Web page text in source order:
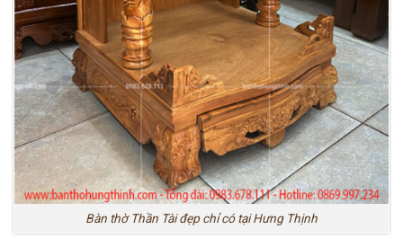
Bàn thờ Thần Tài đẹp chỉ có tại Hưng Thịnh